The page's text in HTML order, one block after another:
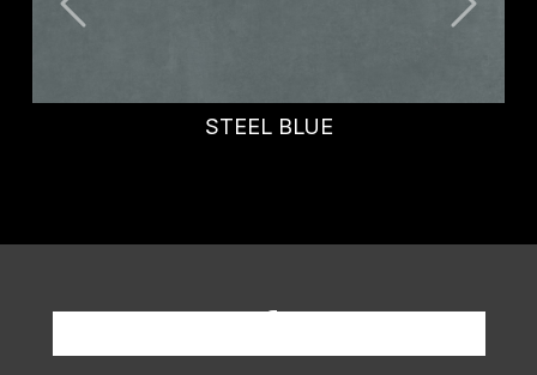
AZURE
Richiedi informazioni